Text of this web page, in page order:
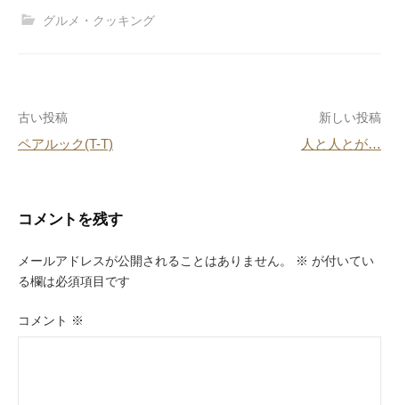
c
o
k
e
グルメ・クッキング
投
稿
ビ
ゲ
ー
シ
古い投稿
ペアルック(T-T)
新しい投稿
人と人とが…
コメントを残す
メールアドレスが公開されることはありません。 ※ が付いてい
る欄は必須項目です
コメント ※